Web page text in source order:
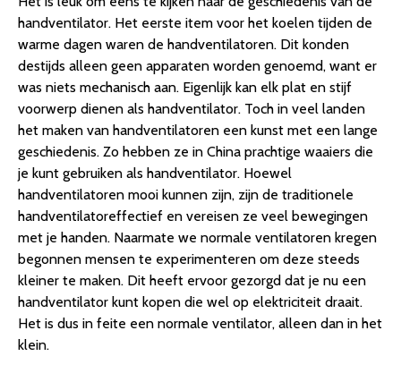
handventilator. Het eerste item voor het koelen tijden de
warme dagen waren de handventilatoren. Dit konden
destijds alleen geen apparaten worden genoemd, want er
was niets mechanisch aan. Eigenlijk kan elk plat en stijf
voorwerp dienen als handventilator. Toch in veel landen
het maken van handventilatoren een kunst met een lange
geschiedenis. Zo hebben ze in China prachtige waaiers die
je kunt gebruiken als handventilator. Hoewel
handventilatoren mooi kunnen zijn, zijn de traditionele
handventilatoreffectief en vereisen ze veel bewegingen
met je handen. Naarmate we normale ventilatoren kregen
begonnen mensen te experimenteren om deze steeds
kleiner te maken. Dit heeft ervoor gezorgd dat je nu een
handventilator kunt kopen die wel op elektriciteit draait.
Het is dus in feite een normale ventilator, alleen dan in het
klein.